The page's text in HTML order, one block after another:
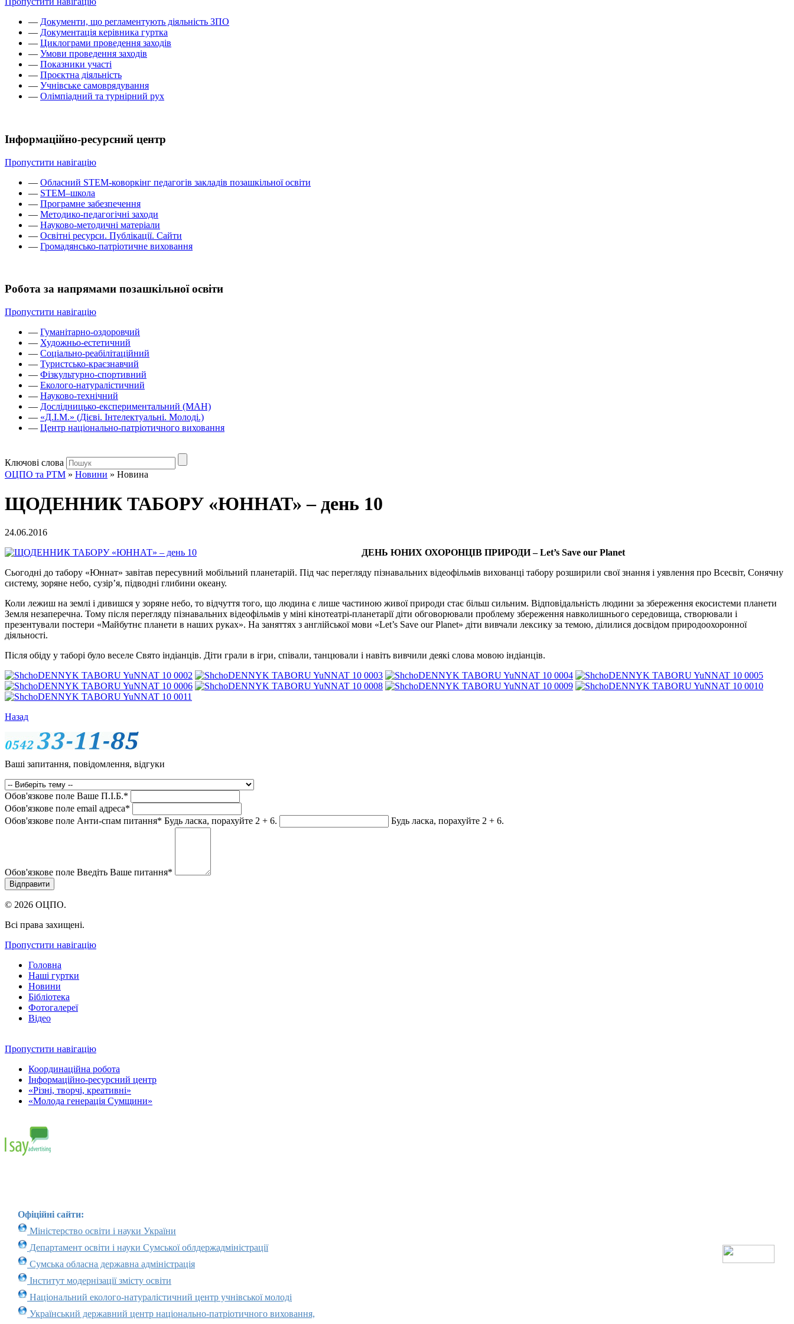
— Документи, що регламентують діяльність ЗПО
— Документація керівника гуртка
— Циклограми проведення заходів
— Умови проведення заходів
— Показники участі
— Проєктна діяльність
— Учнівське самоврядування
— Олімпіадний та турнірний рух
Інформаційно-ресурсний центр
Пропустити навігацію
— Обласний STEM-коворкінг педагогів закладів позашкільної освіти
— STEM–школа
— Програмне забезпечення
— Методико-педагогічні заходи
— Науково-методичні матеріали
— Освітні ресурси. Публікації. Сайти
— Громадянсько-патріотичне виховання
Робота за напрямами позашкільної освіти
Пропустити навігацію
— Гуманітарно-оздоровчий
— Художньо-естетичний
— Соціально-реабілітаційний
— Туристсько-краєзнавчий
— Фізкультурно-спортивний
— Еколого-натуралістичний
— Науково-технічний
— Дослідницько-експериментальний (МАН)
— «Д.І.М.» (Дієві. Інтелектуальні. Молоді.)
— Центр національно-патріотичного виховання
Ключові слова
ОЦПО та РТМ » Новини » Новина
ЩОДЕННИК ТАБОРУ «ЮННАТ» – день 10
24.06.2016
ДЕНЬ ЮНИХ ОХОРОНЦІВ ПРИРОДИ – Let’s Save our Planet
Сьогодні до табору «Юннат» завітав пересувний мобільний планетарій. Під час перегляду пізнавальних відеофільмів вихованці табору розширили свої знання і уявлення про Всесвіт, Сонячну
систему, зоряне небо, сузір’я, підводні глибини океану.
Коли лежиш на землі і дивишся у зоряне небо, то відчуття того, що людина є лише частиною живої природи стає більш сильним. Відповідальність людини за збереження екосистеми планети
Земля незаперечна. Тому після перегляду пізнавальних відеофільмів у міні кінотеатрі-планетарії діти обговорювали проблему збереження навколишнього середовища, створювали і
презентували постери «Майбутнє планети в наших руках». На заняттях з англійської мови «Let’s Save our Planet» діти вивчали лексику за темою, ділилися досвідом природоохоронної
діяльності.
Після обіду у таборі було веселе Свято індіанців. Діти грали в ігри, співали, танцювали і навіть вивчили деякі слова мовою індіанців.
Назад
Ваші запитання, повідомлення, відгуки
Обов'язкове поле Ваше П.I.Б.*
Обов'язкове поле email адреса*
Обов'язкове поле Анти-спам питання* Будь ласка, порахуйте 2 + 6. Будь ласка, порахуйте 2 + 6.
Обов'язкове поле Введіть Ваше питання*
© 2026 ОЦПО.
Всі права захищені.
Пропустити навігацію
Головна
Наші гуртки
Новини
Бібліотека
Фотогалереї
Відео
Пропустити навігацію
Координаційна робота
Інформаційно-ресурсний центр
«Різні, творчі, креативні»
«Молода генерація Сумщини»
Офіційні сайти:
Міністерство освіти і науки України
Департамент освіти і науки Сумської облдержадміністрації
Сумська обласна державна адміністрація
Інститут модернізації змісту освіти
Національний еколого-натуралістичний центр учнівської молоді
Український державний центр національно-патріотичного виховання,